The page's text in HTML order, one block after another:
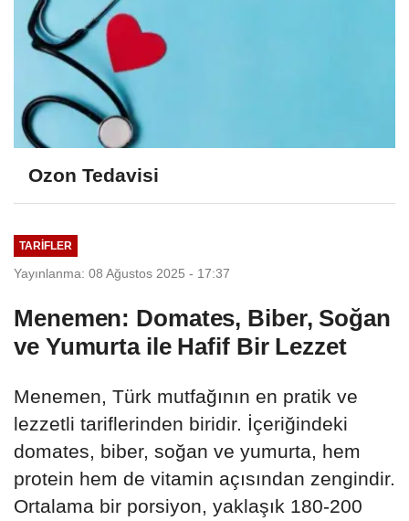
Ozon Tedavisi
TARIFLER
Yayınlanma: 08 Ağustos 2025 - 17:37
Menemen: Domates, Biber, Soğan
ve Yumurta ile Hafif Bir Lezzet
Menemen, Türk mutfağının en pratik ve
lezzetli tariflerinden biridir. İçeriğindeki
domates, biber, soğan ve yumurta, hem
protein hem de vitamin açısından zengindir.
Ortalama bir porsiyon, yaklaşık 180-200